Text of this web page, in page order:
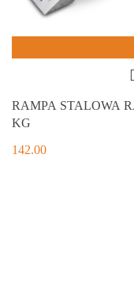
RAMPA STALOWA
KG
142.00